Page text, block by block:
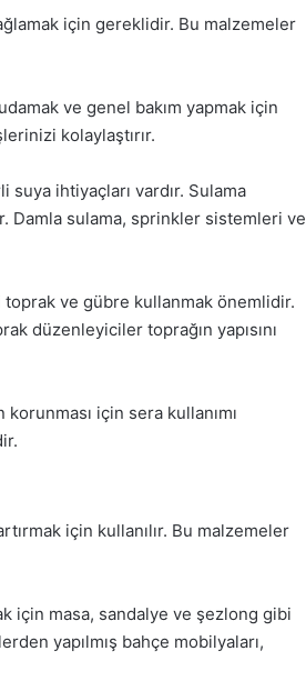
için gereklidir. Bu malzemeler
ve genel bakım yapmak için
kolaylaştırır.
ihtiyaçları vardır. Sulama
Damla sulama, sprinkler sistemleri ve
ve gübre kullanmak önemlidir.
düzenleyiciler toprağın yapısını
için sera kullanımı
için kullanılır. Bu malzemeler
için masa, sandalye ve şezlong gibi
yapılmış bahçe mobilyaları,